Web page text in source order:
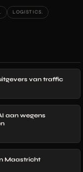
LOGISTICS.
van traffic
aan wegens
Maastricht